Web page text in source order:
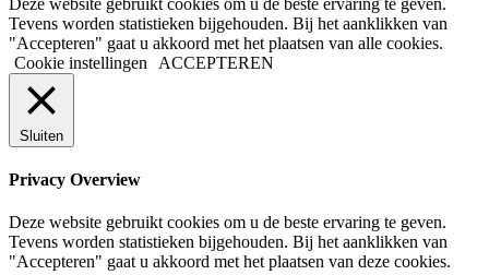
Deze website gebruikt cookies om u de beste ervaring te geven.
Tevens worden statistieken bijgehouden. Bij het aanklikken van
"Accepteren" gaat u akkoord met het plaatsen van alle cookies.
Cookie instellingen
ACCEPTEREN
Sluiten
Privacy Overview
Deze website gebruikt cookies om u de beste ervaring te geven.
Tevens worden statistieken bijgehouden. Bij het aanklikken van
"Accepteren" gaat u akkoord met het plaatsen van deze cookies.